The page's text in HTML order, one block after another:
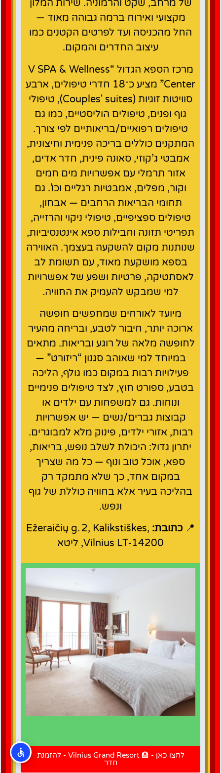
של מרחב, שקט והרמוניה. שירות המלון
מקצועי ואירוח ברמה גבוהה מאוד —
החל מהכניסה ועד לפרטים הקטנים כמו
עיצוב החדרים והמקום.
מרכז הספא הגדול “V SPA & Wellness
Center” מציע כ־18 חדרי טיפולים, ארבע
סוויטות זוגיות (Couples' suites), טיפולי
גוף ופנים, טיפולים הוליסטיים, כמו גם
טיפולים רפואיים/בריאותיים לפי צורך.
המתקנים כוללים בריכה פנימית וחיצונית,
אמבטי ג’קוזי, סאונה פינית, חדר אדים,
אזור תרמלי עם אפשרויות מים חמים
וקור, מפלים, אמבטיות רגליים וכו’. גם
תחומי הבריאות הרחבים — אבחון,
טיפולים ספציפיים, טיפולי ניקוי והרזייה,
תפריטי תזונה וחבילות ספא אינטנסיביות,
שנותנות מקום להשקעה בעצמך. האווירה
בספא מושקעת מאוד, עם תשומת לב
לאסתטיקה, פרטיות ושפע של אפשרויות
למי שמבקש להעמיק את החוויה.
מיועד לאורחים שמחפשים חופשה
ארוכה יותר, חיבור לטבע, ובריחה מהעיר
לחופשה מלאה של רוגע ובריאות. מתאים
במיוחד למי שאוהב סגנון “ריזורט” —
פעילויות רבות במקום כמו גולף, הליכה
בטבע, ספורט חוץ, לצד טיפולים פנימיים
ונוחות. גם למשפחות עם ילדים או
קבוצות גברים/נשים — יש אפשרויות
רבות, אזורי ילדים, פינוק מלא למבוגרים.
יתרון גדול: היכולת לשלב נופש, בריאות,
ספא, אוכל טוב ונוף — כל מה שצריך
במקום אחד, כך שלא מתמקד רק
בהליכה בעיר אלא בחוויה כוללת של גוף
ונפש.
📍 כתובת: Ežeraičių g. 2, Kalikstiškes,
Vilnius LT‑14200, ליטא
להזמנת
חדר
לחצו כאן - 🏨 Vilnius Grand Resort - להזמנת
חדר